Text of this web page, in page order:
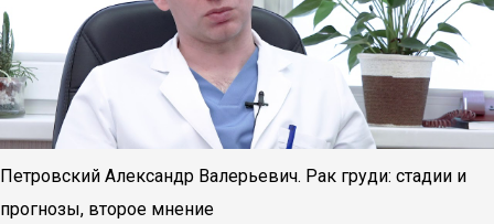
Петровский Александр Валерьевич. Рак груди: стадии и
прогнозы, второе мнение